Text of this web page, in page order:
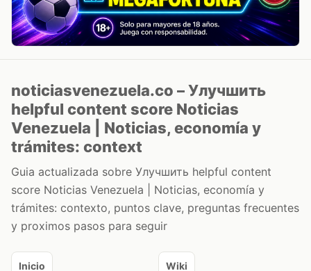
noticiasvenezuela.co – Улучшить
helpful content score Noticias
Venezuela | Noticias, economía y
trámites: context
Guia actualizada sobre Улучшить helpful content
score Noticias Venezuela | Noticias, economía y
trámites: contexto, puntos clave, preguntas frecuentes
y proximos pasos para seguir
Inicio Wiki